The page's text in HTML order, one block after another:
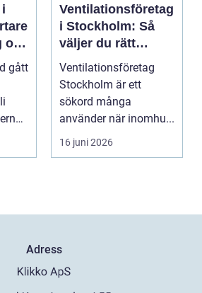
och
gått
Ventilationsföretag
i Stockholm: Så
väljer du rätt
partner för frisk
luft inomhus
Ventilationsföretag
Stockholm är ett
sökord många
använder när inomhu...
16 juni 2026
Adress